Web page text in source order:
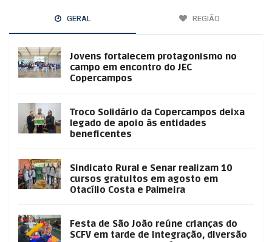
GERAL REGIÃO
Jovens fortalecem protagonismo no
campo em encontro do JEC
Copercampos
Troco Solidário da Copercampos deixa
legado de apoio às entidades
beneficentes
Sindicato Rural e Senar realizam 10
cursos gratuitos em agosto em
Otacílio Costa e Palmeira
Festa de São João reúne crianças do
SCFV em tarde de integração, diversão